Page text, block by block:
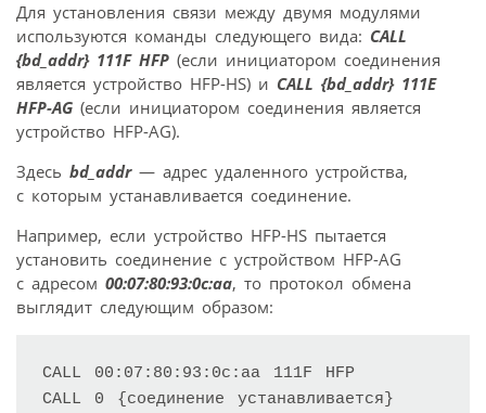
Для установления связи между двумя модулями
используются команды следующего вида: CALL
{bd_addr} 111F HFP (если инициатором соединения
является устройство HFP-HS) и CALL {bd_addr} 111E
HFP-AG (если инициатором соединения является
устройство HFP-AG).
Здесь bd_addr— адрес удаленного устройства,
с которым устанавливается соединение.
Например, если устройство HFP-HS пытается
установить соединение с устройством HFP-AG
с адресом 00:07:80:93:0c:aa, то протокол обмена
выглядит следующим образом:
CALL 00:07:80:93:0c:aa 111F HFP
CALL 0 {соединение устанавливается}